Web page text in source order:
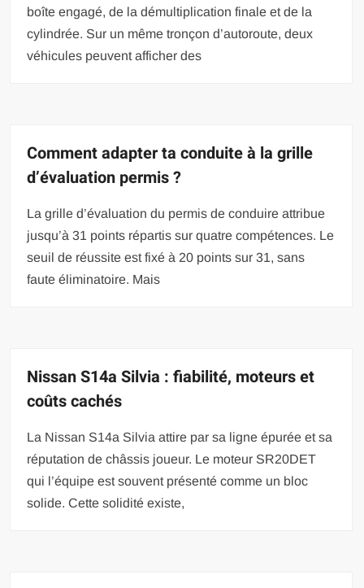
boîte engagé, de la démultiplication finale et de la
cylindrée. Sur un même tronçon d’autoroute, deux
véhicules peuvent afficher des
Comment adapter ta conduite à la grille
d’évaluation permis ?
La grille d’évaluation du permis de conduire attribue
jusqu’à 31 points répartis sur quatre compétences. Le
seuil de réussite est fixé à 20 points sur 31, sans
faute éliminatoire. Mais
Nissan S14a Silvia : fiabilité, moteurs et
coûts cachés
La Nissan S14a Silvia attire par sa ligne épurée et sa
réputation de châssis joueur. Le moteur SR20DET
qui l’équipe est souvent présenté comme un bloc
solide. Cette solidité existe,